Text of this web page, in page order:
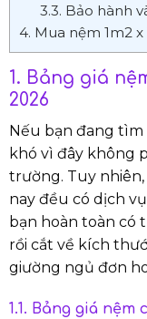
3.3. Bảo hành
4. Mua nệm 1m2
1. Bảng giá
2026
Nếu bạn đang tìm
khó vì đây không
trường. Tuy
nay đều có dịch
bạn hoàn toàn có
rồi cắt về kích
giường ngủ đơn
1.1. Bảng giá nệm